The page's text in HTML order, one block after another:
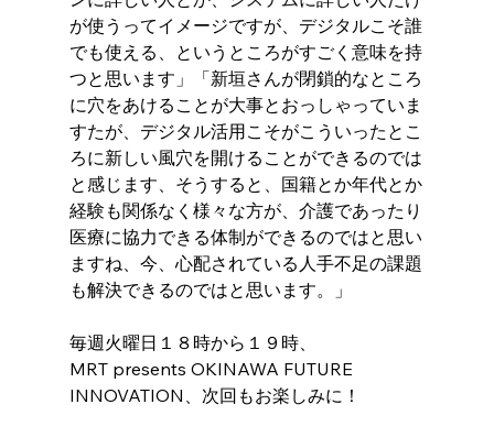
が使うってイメージですが、デジタルこそ誰
でも使える、というところがすごく意味を持
つと思います」「新垣さんが閉鎖的なところ
に穴をあけることが大事とおっしゃっていま
すたが、デジタル活用こそがこういったとこ
ろに新しい風穴を開けることができるのでは
と感じます、そうすると、国籍とか年代とか
経験も関係なく様々な方が、介護であったり
医療に協力できる体制ができるのではと思い
ますね、今、心配されている人手不足の課題
も解決できるのではと思います。」
毎週火曜日１８時から１９時、
MRT presents OKINAWA FUTURE
INNOVATION、次回もお楽しみに！